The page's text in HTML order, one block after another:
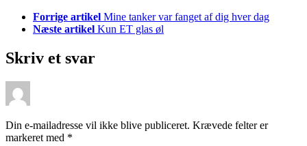
Forrige artikel Mine tanker var fanget af dig hver dag
Næste artikel Kun ET glas øl
Skriv et svar
Din e-mailadresse vil ikke blive publiceret. Krævede felter er
markeret med *